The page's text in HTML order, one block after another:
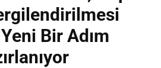
Bir Adım